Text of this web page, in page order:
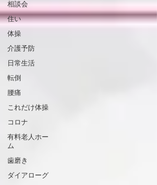
相談会
住い
体操
介護予防
日常生活
転倒
腰痛
これだけ体操
コロナ
有料老人ホー
ム
歯磨き
ダイアローグ